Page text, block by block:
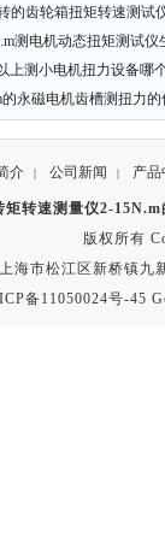
的齿轮箱扭矩转速测试
测电机动态扭矩测试仪
上测小电机扭力设备哪
的永磁电机齿槽测扭力
介 | 公司新闻 | 产品
矩转速测量仪2-15N.m
版权所有
海市松江区新桥镇九
备11050024号-45